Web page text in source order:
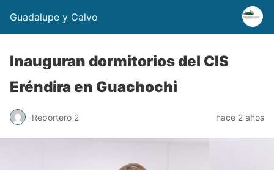
Guadalupe y Calvo
Inauguran dormitorios del CIS
Eréndira en Guachochi
Reportero 2 hace 2 años